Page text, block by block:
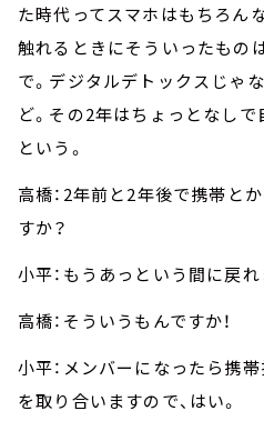
た時代ってスマホはもちろん
触れるときにそういったもの
で。デジタルデトックスじゃ
ど。その2年はちょっとなしで
という。
高橋：2年前と2年後で携帯と
すか？
小平：もうあっという間に戻れ
高橋：そういうもんですか！
小平：メンバーになったら携
を取り合いますので、はい。